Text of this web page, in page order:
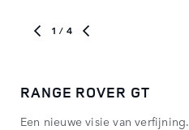
1 / 4
RANGE ROVER GT
Een nieuwe visie van verfijning.